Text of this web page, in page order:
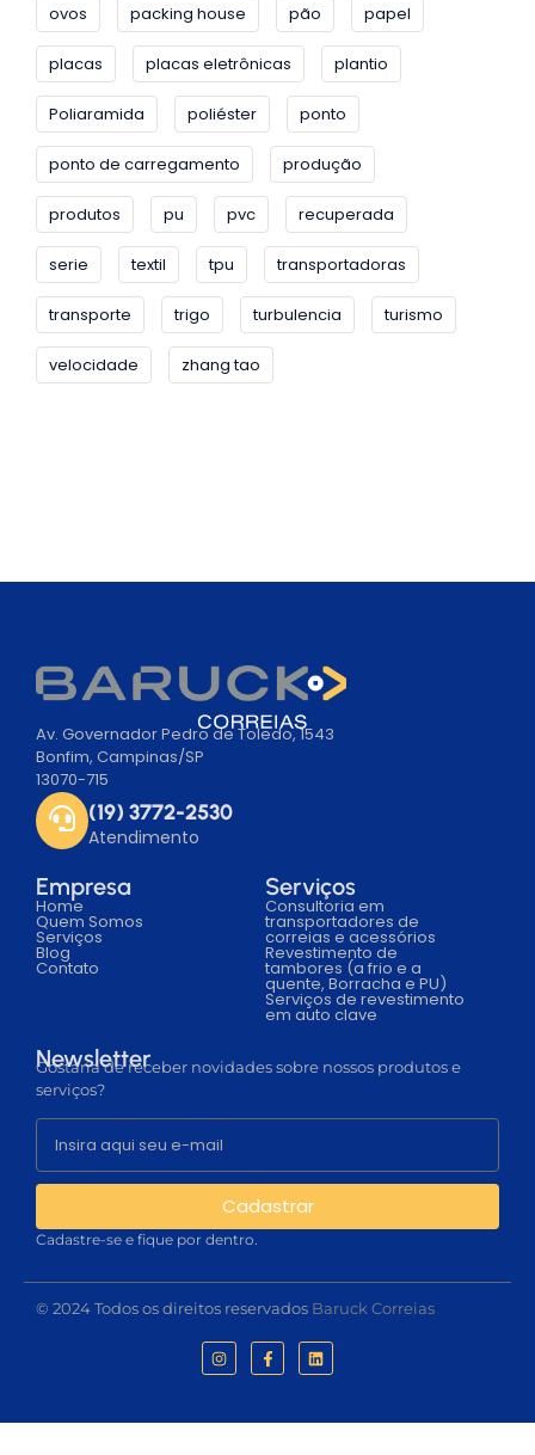
ovos packing house pão papel
placas placas eletrônicas plantio
Poliaramida poliéster ponto
ponto de carregamento produção
produtos pu pvc recuperada
serie textil tpu transportadoras
transporte trigo turbulencia turismo
velocidade zhang tao
Av. Governador Pedro de Toledo, 1543
Bonfim, Campinas/SP
13070-715
(19) 3772-2530
Atendimento
Empresa
Home
Quem Somos
Serviços
Blog
Contato
Serviços
Consultoria em
transportadores de
correias e acessórios
Revestimento de
tambores (a frio e a
quente, Borracha e PU)
Serviços de revestimento
em auto clave
Newsletter
Gostaria de receber novidades sobre nossos produtos e
serviços?
Cadastrar
Cadastre-se e fique por dentro.
© 2024 Todos os direitos reservados Baruck Correias